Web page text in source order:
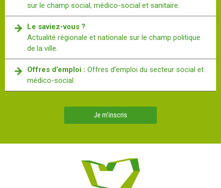
sur le champ social, médico-social et sanitaire.
Le saviez-vous ?
Actualité régionale et nationale sur le champ politique
de la ville.
Offres d’emploi : Offres d’emploi du secteur social et
médico-social.
Je m'inscris